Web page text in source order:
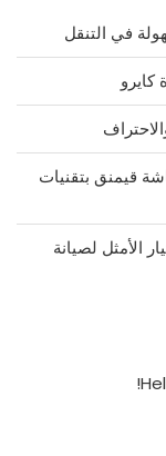
في التنقل
كايرو
قيمنق بتقنيات
الأمثل لصيانة